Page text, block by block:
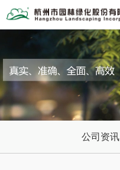
公司资讯